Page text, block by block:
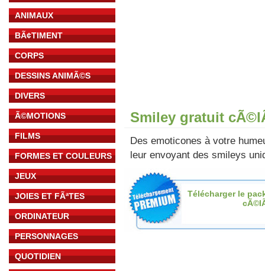
ANIMAUX
BÃ¢TIMENT
CORPS
DESSINS ANIMÃ©S
DIVERS
Ã©MOTIONS
FILMS
FORMES ET COULEURS
JEUX
JOIES ET FÃªTES
ORDINATEUR
PERSONNAGES
QUOTIDIEN
Smiley gratuit
Des emoticones à votre
leur envoyant des smileys
Télécharger le